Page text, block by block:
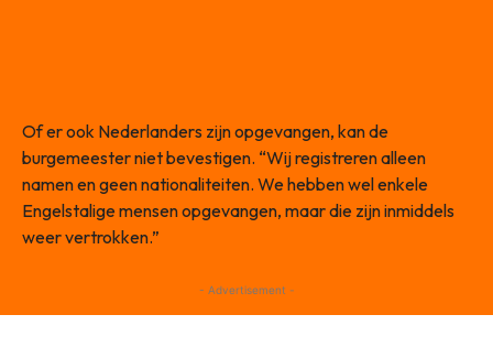
Of er ook Nederlanders zijn opgevangen, kan de
burgemeester niet bevestigen. “Wij registreren alleen
namen en geen nationaliteiten. We hebben wel enkele
Engelstalige mensen opgevangen, maar die zijn inmiddels
weer vertrokken.”
- Advertisement -